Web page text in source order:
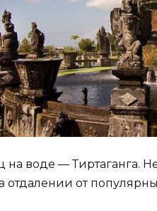
воде — Тиртаганга.
отдалении от